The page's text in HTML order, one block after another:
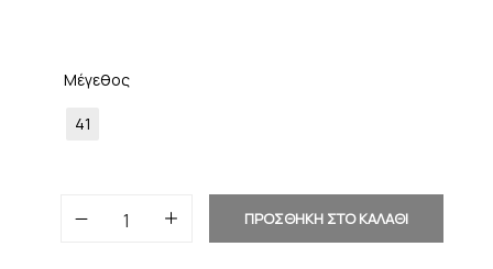
Μέγεθος
41
ΠΡΟΣΘΗΚΗ ΣΤΟ ΚΑΛΑΘΙ